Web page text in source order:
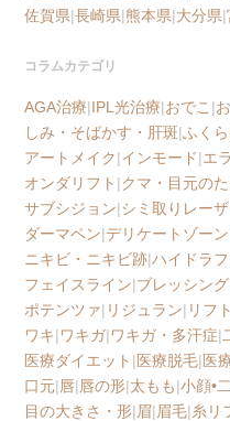
佐賀県|長崎県|熊本県|大分県|
コラムカテゴリ
AGA治療|IPL光治療|おでこ |
しみ・そばかす・肝斑|ふく
アートメイク|インモード|エ
オンダリフト |クマ・目元の
サブシジョン|シミ取りレー
ダーマペン|デリケートゾーン
ニキビ・ニキビ跡|ハイドラ
フェイスライン|ブレッシング
ポテンツァ| リジュラン| リフ
ワキ|ワキガ|ワキガ・多汗症|
医療ダイエット |医療脱毛|医
口元|唇|唇の形|太もも|小顔•
目の大きさ・形|眉|眉毛|糸リ